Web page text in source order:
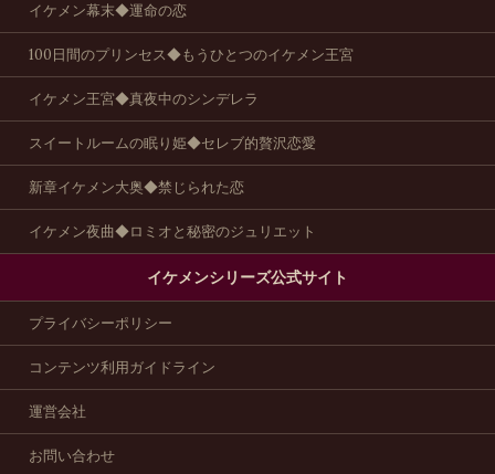
イケメン幕末◆運命の恋
100日間のプリンセス◆もうひとつのイケメン王宮
イケメン王宮◆真夜中のシンデレラ
スイートルームの眠り姫◆セレブ的贅沢恋愛
新章イケメン大奥◆禁じられた恋
イケメン夜曲◆ロミオと秘密のジュリエット
イケメンシリーズ公式サイト
プライバシーポリシー
コンテンツ利用ガイドライン
運営会社
お問い合わせ